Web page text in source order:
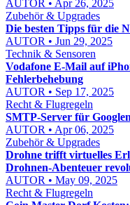
AUTOR • Apr 26, 2025
Zubehör & Upgrades
Die besten Tipps für die
AUTOR • Jun 29, 2025
Technik & Sensoren
Vodafone E‑Mail auf
Fehlerbehebung
AUTOR • Sep 17, 2025
Recht & Flugregeln
SMTP-Server für
AUTOR • Apr 06, 2025
Zubehör & Upgrades
Drohne trifft virtuelles
Drohnen-Abenteuer
AUTOR • May 09, 2025
Recht & Flugregeln